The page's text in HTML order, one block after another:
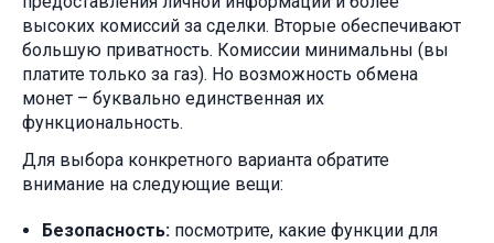
высоких комиссий за сделки. Вторые обеспечивают
большую приватность. Комиссии минимальны (вы
платите только за газ). Но возможность обмена
монет – буквально единственная их
функциональность.
Для выбора конкретного варианта обратите
внимание на следующие вещи:
Безопасность: посмотрите, какие функции для